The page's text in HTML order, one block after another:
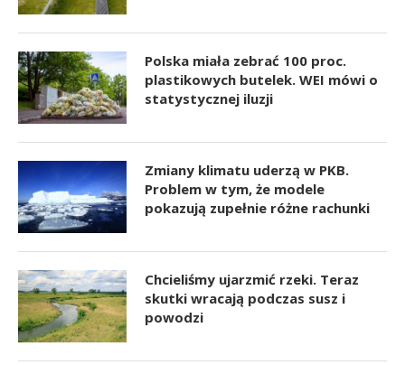
Polska miała zebrać 100 proc.
plastikowych butelek. WEI mówi o
statystycznej iluzji
Zmiany klimatu uderzą w PKB.
Problem w tym, że modele
pokazują zupełnie różne rachunki
Chcieliśmy ujarzmić rzeki. Teraz
skutki wracają podczas susz i
powodzi